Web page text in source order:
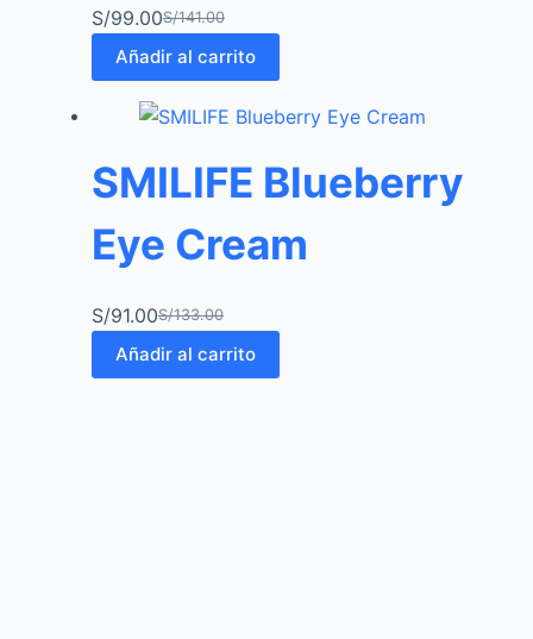
S/141.00
S/99.00
Añadir al carrito
SMILIFE Blueberry
Eye Cream
S/133.00
S/91.00
Añadir al carrito